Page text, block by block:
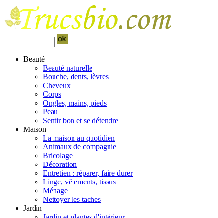
Beauté
Beauté naturelle
Bouche, dents, lèvres
Cheveux
Corps
Ongles, mains, pieds
Peau
Sentir bon et se détendre
Maison
La maison au quotidien
Animaux de compagnie
Bricolage
Décoration
Entretien : réparer, faire durer
Linge, vêtements, tissus
Ménage
Nettoyer les taches
Jardin